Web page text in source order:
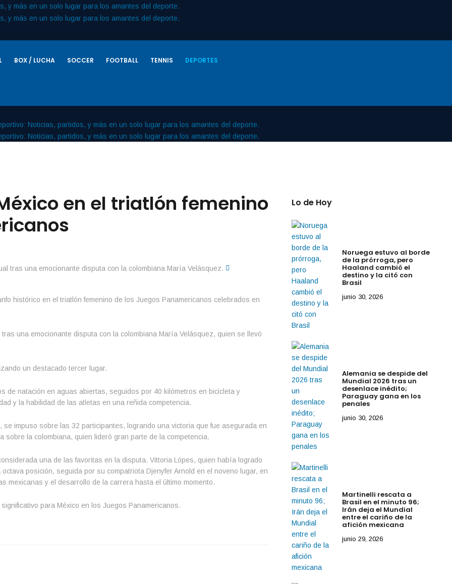
BOX / LUCHA SOCCER FOOTBALL TENNIS DEPORTES
en el triatlón femenino
histórico en el triatlón femenino de los Juegos Panamericanos celebrados en
una emocionante disputa con la colombiana María Velásquez, quien se llevó
un destacado tercer lugar.
de natación en aguas abiertas, seguidos por 40 kilómetros en bicicleta y
y la habilidad de las atletas en una reñida competencia.
impuso sobre las 32 participantes, logrando una victoria que fue asegurada en
la colombiana, quien lideró gran parte de la competencia.
una de las favoritas en la disputa. Vittoria Lópes, quien había logrado
posición, seguida por su compatriota Djenyfer Arnold en el noveno lugar, en
mexicanas y el desarrollo de la carrera hasta el último momento.
para México en los Juegos Panamericanos.
Lo de Hoy
Noruega estuvo al borde
de la prórroga, pero
Haaland cambió el
destino y la citó con
Brasil
junio 30, 2026
Alemania se despide del
Mundial 2026 tras un
desenlace inédito;
Paraguay gana en los
penales
junio 30, 2026
Martinelli rescata a
Brasil en el minuto 96;
Irán deja el Mundial
entre el cariño de la
afición mexicana
junio 29, 2026